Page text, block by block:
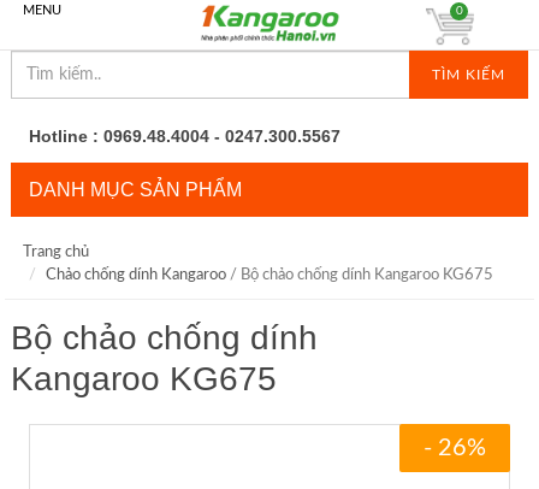
MENU
TÌM KIẾM
0
Hotline : 0969.48.4004 - 0247.300.5567
DANH MỤC SẢN PHẨM
Trang chủ
Chảo chống dính Kangaroo/ Bộ chảo chống dính Kangaroo KG675
Bộ chảo chống dính
Kangaroo KG675
- 26%